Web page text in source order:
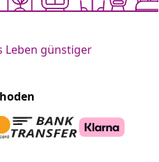
Leben günstiger